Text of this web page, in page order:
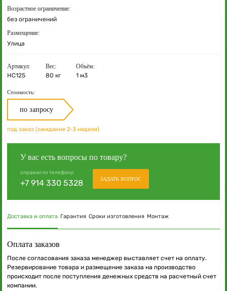
Возрастное ограничение:
без ограничений
Размещение:
Улица
Артикул:
НС125
Вес:
80 кг
Объём:
1 м3
Стоимость:
по запросу
под заказ (ожидание 2-3 недели)
У вас есть вопросы по товару?
справки по телефону:
+7 914 330 5328 ЗАДАТЬ ВОПРОС
Доставка и оплата Гарантия Сроки изготовления Монтаж
Оплата заказов
После согласования заказа менеджер выставляет счет на оплату.
Резервирование товара и размещение заказа на производство
происходит после поступления денежных средств на расчетный счет
компании.